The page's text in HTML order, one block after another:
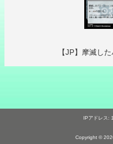
【JP】摩滅し
IPアドレス:
Copyright ©